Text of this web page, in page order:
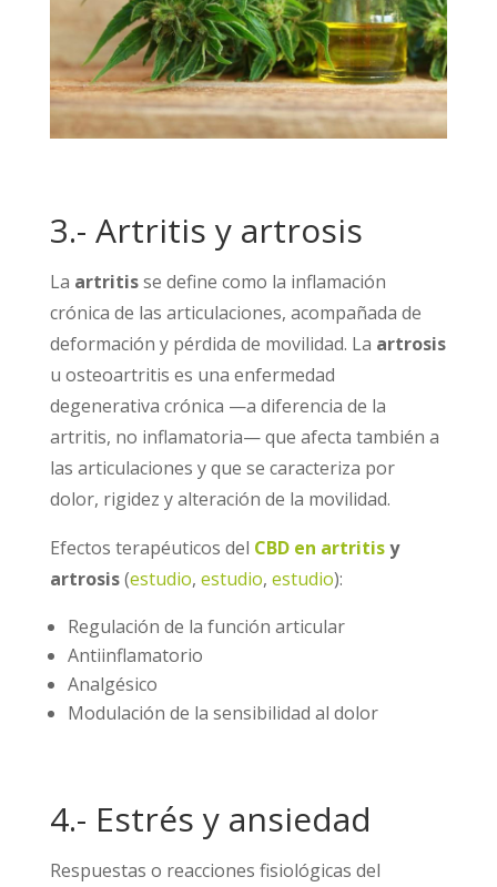
3.- Artritis y artrosis
La artritisse define como la inflamación
crónica de las articulaciones, acompañada de
deformación y pérdida de movilidad. La artrosis
u osteoartritis es una enfermedad
degenerativa crónica —a diferencia de la
artritis, no inflamatoria— que afecta también a
las articulaciones y que se caracteriza por
dolor, rigidez y alteración de la movilidad.
Efectos terapéuticos del CBD en artritisy
artrosis(estudio, estudio, estudio):
Regulación de la función articular
Antiinflamatorio
Analgésico
Modulación de la sensibilidad al dolor
4.- Estrés y ansiedad
Respuestas o reacciones fisiológicas del